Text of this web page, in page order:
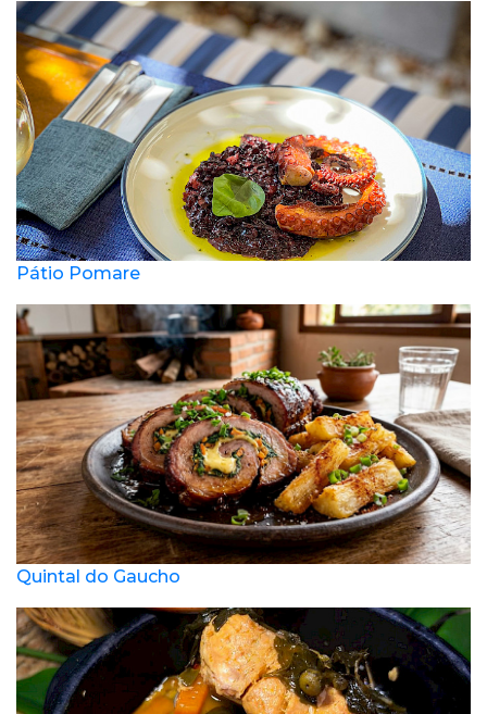
Pátio Pomare
Quintal do Gaucho